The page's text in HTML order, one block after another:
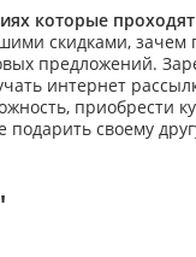
которые
скидками,
предложений.
интернет
приобрести
подарить своему